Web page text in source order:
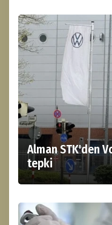
Alman STK'den
tepki